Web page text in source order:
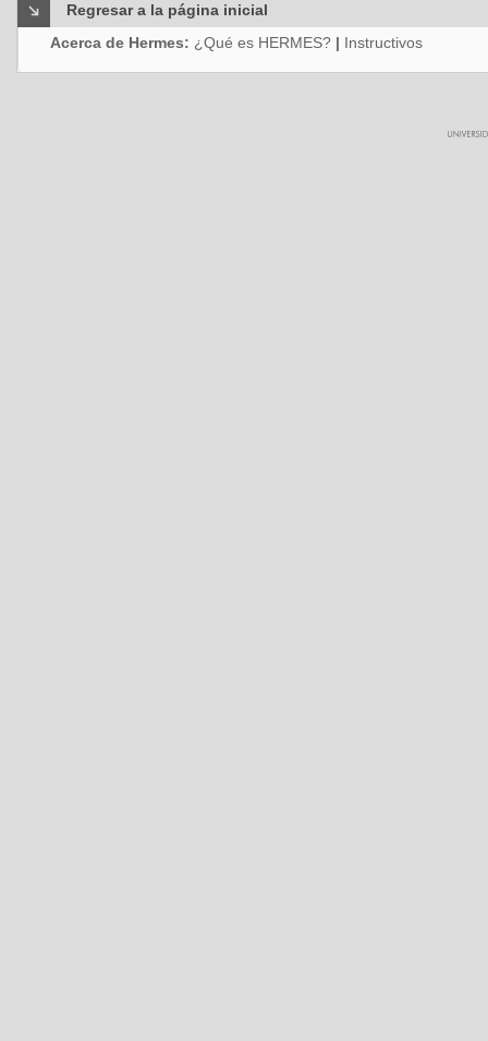
Regresar a la página inicial
Acerca de Hermes: ¿Qué es HERMES? | Instructivos